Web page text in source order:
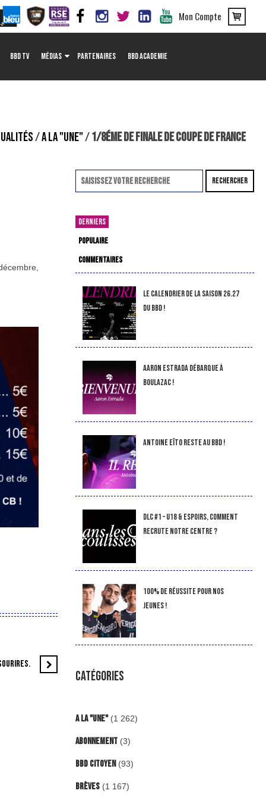
Mon Compte
BBD TV MÉDIAS PARTENAIRES BBD ACADEMIE
/A LA "UNE"/1/8ÉME DE FINALE DE COUPE DE FRANCE
RECHERCHER
DERNIERS
POPULAIRE
COMMENTAIRES
LE CALENDRIER DE LA SAISON 26.27
DU BBD !
Aaron Estrada débarque à
Boulazac !
Antoine Eïto reste au BBD !
DLC #1 – U18 & Espoirs, comment
recrute notre Centre ?
100% de réussite pour nos
jeunes !
CATÉGORIES
A la "Une"(1 262)
Abonnement(3)
BBD Citoyen (93)
Brèves(1 167)